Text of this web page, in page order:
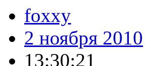
foxxy
2 ноября 2010
13:30:21